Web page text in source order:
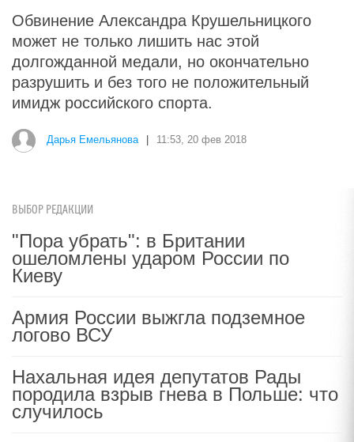
Обвинение Александра Крушельницкого
может не только лишить нас этой
долгожданной медали, но окончательно
разрушить и без того не положительный
имидж российского спорта.
Дарья Емельянова 11:53, 20 фев 2018
ВЫБОР РЕДАКЦИИ
"Пора убрать": в Британии
ошеломлены ударом России по
Киеву
Армия России выжгла подземное
логово ВСУ
Нахальная идея депутатов Рады
породила взрыв гнева в Польше: что
случилось